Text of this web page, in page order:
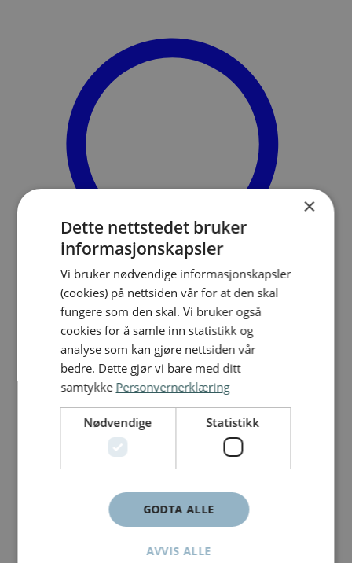
×
Dette nettstedet bruker
informasjonskapsler
Vi bruker nødvendige informasjonskapsler
(cookies) på nettsiden vår for at den skal
fungere som den skal. Vi bruker også
cookies for å samle inn statistikk og
analyse som kan gjøre nettsiden vår
bedre. Dette gjør vi bare med ditt
samtykke Personvernerklæring
Nødvendige Statistikk
GODTA ALLE
AVVIS ALLE